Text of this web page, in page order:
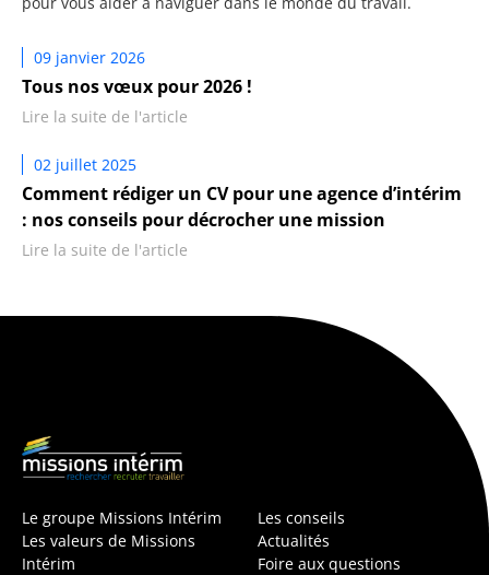
09 janvier 2026
Tous nos vœux pour 2026 !
Lire la suite de l'article
02 juillet 2025
Comment rédiger un CV pour une agence d’intérim
: nos conseils pour décrocher une mission
Lire la suite de l'article
Le groupe Missions Intérim
Les valeurs de Missions
Intérim
Les conseils
Actualités
Foire aux questions